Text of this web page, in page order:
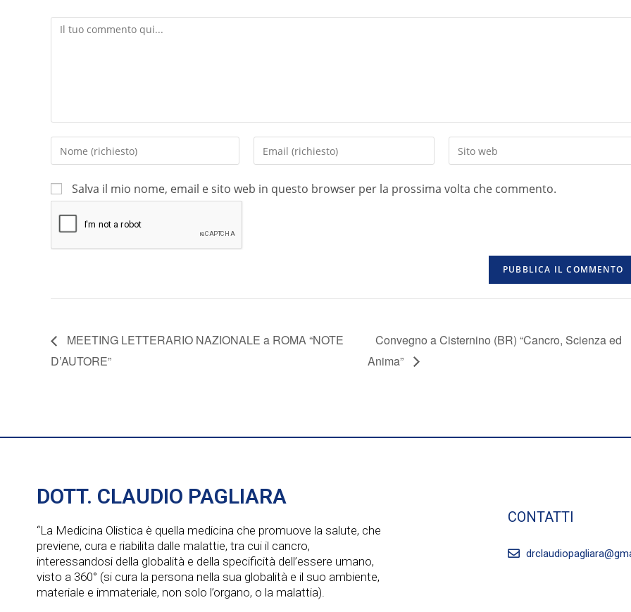
Salva il mio nome, email e sito web in questo browser per la prossima volta che commento.
MEETING LETTERARIO NAZIONALE a ROMA “NOTE
D’AUTORE”
Convegno a Cisternino (BR) “Cancro, Scienza ed
Anima”
DOTT. CLAUDIO PAGLIARA
“La Medicina Olistica è quella medicina che promuove la salute, che
previene, cura e riabilita dalle malattie, tra cui il cancro,
interessandosi della globalità e della specificità dell’essere umano,
visto a 360° (si cura la persona nella sua globalità e il suo ambiente,
materiale e immateriale, non solo l’organo, o la malattia).
CONTATTI